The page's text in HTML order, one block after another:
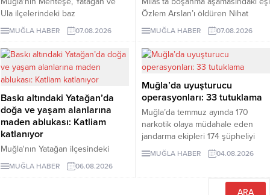
Ula ilçelerindeki baz
istasyonlarından değişik tarihlerde
toplam 76 adet akü çalan şüpheli
B.Ç., JASAT ekiplerinin 5 aylık
teknik takibi ve 148 saatlik kamera
incelemesi sonucu yakalandı.
Piyasa değeri yaklaşık 2 milyon
280 bin TL olan çalıntı aküleri geri
dönüşüm işletmecisi M.B.'ye sattığı
belirlendi. B.Ç. tutuklanarak
cezaevine...
MUĞLA HABER 07.08.2026
Özlem Arslan’ı öldüren Nihat
Arslan, ilk duruşmada indirimsiz
ağırlaştırılmış müebbet hapis
cezasına çarptırıldı.
MUĞLA HABER 07.08.2026
Baskı altındaki Yatağan’da
doğa ve yaşam alanlarına
maden ablukası: Katliam
katlanıyor
Muğla'nın Yatağan ilçesindeki
mermer ocağının kapasitesinin üç
kat artırılması için hazırlanan ÇED
MUĞLA HABER 06.08.2026
Muğla’da uyuşturucu
operasyonları: 33 tutuklama
Muğla’da temmuz ayında 170
narkotik olaya müdahale eden
jandarma ekipleri 174 şüpheliyi
yakaladı. Şüphelilerden 33’ü
MUĞLA HABER 04.08.2026